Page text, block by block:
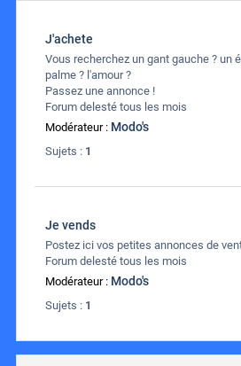
J'achete
Vous recherchez un gant gauche ? un
palme ? l'amour ?
Passez une annonce !
Forum delesté tous les mois
Modérateur : Modo's
Sujets : 1
Je vends
Postez ici vos petites annonces de
Forum delesté tous les mois
Modérateur : Modo's
Sujets : 1